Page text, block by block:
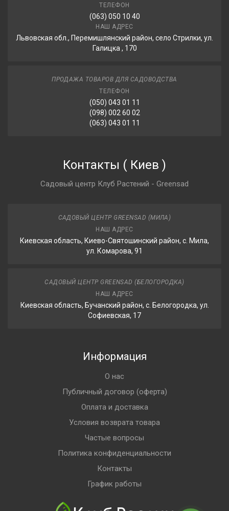
ТЕЛЕФОН
(063) 050 10 40
НАШ АДРЕС
Львовская обл., Перемишлянский район, село Стрилки, ул.
Галицка , 170
ПРОДАЖА ТОВАРОВ ДЛЯ САДОВОДСТВА
ТЕЛЕФОН
(050) 043 01 11
(098) 002 60 02
(063) 043 01 11
Контакты ( Киев )
Садовый центр Клуб Растений - Greensad
САДОВЫЙ ЦЕНТР GREENSAD (МИЛА)
НАШ АДРЕС
Киевская область, Киево-Святошинский район, с. Мила,
ул. Комарова, 91
САДОВЫЙ ЦЕНТР GREENSAD (БЕЛОГОРОДКА)
НАШ АДРЕС
Киевская область, Бучанский район, с. Белогородка, ул.
Софиевская, 17
Информация
О нас
Публичный договор (оферта)
Оплата и доставка
Условия возврата товара
Частые вопросы
Политика конфиденциальности
Контакты
График работы